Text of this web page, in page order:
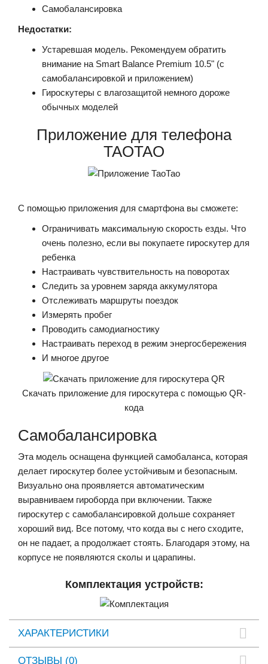
Самобалансировка
Недостатки:
Устаревшая модель. Рекомендуем обратить
внимание на Smart Balance Premium 10.5" (с
самобалансировкой и приложением)
Гироскутеры с влагозащитой немного дороже
обычных моделей
Приложение для телефона
TAOTAO
С помощью приложения для смартфона вы сможете:
Ограничивать максимальную скорость езды. Что
очень полезно, если вы покупаете гироскутер для
ребенка
Настраивать чувствительность на поворотах
Следить за уровнем заряда аккумулятора
Отслеживать маршруты поездок
Измерять пробег
Проводить самодиагностику
Настраивать переход в режим энергосбережения
И многое другое
Скачать приложение для гироскутера с помощью QR-
кода
Самобалансировка
Эта модель оснащена функцией самобаланса, которая
делает гироскутер более устойчивым и безопасным.
Визуально она проявляется автоматическим
выравниваем гироборда при включении. Также
гироскутер с самобалансировкой дольше сохраняет
хороший вид. Все потому, что когда вы с него сходите,
он не падает, а продолжает стоять. Благодаря этому, на
корпусе не появляются сколы и царапины.
Комплектация устройств:
ХАРАКТЕРИСТИКИ
ОТЗЫВЫ (0)